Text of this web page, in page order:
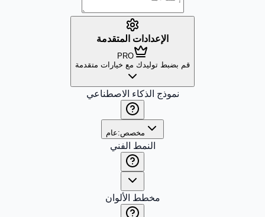
الإعدادات المتقدمة
PRO
قم بضبط توليدك مع خيارات متقدمة
نموذج الذكاء الاصطناعي
مخصص:عام
النمط الفني
مخطط الألوان